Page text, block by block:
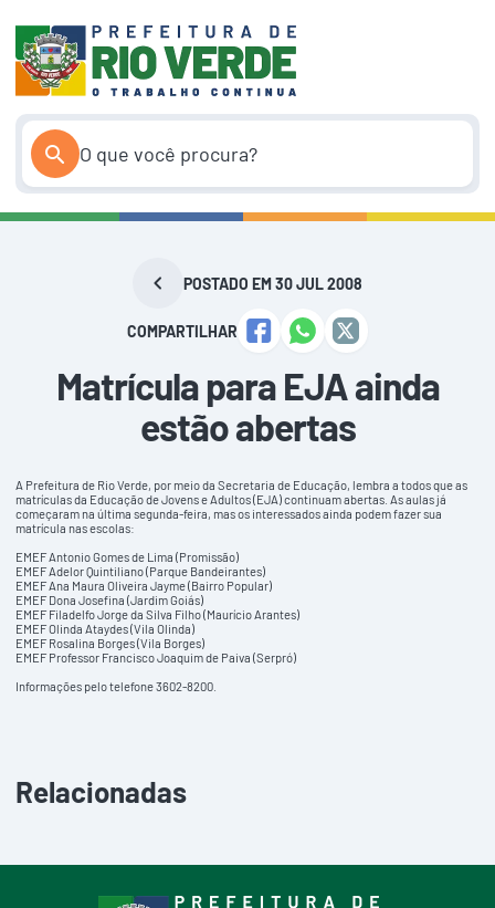
conteúdo
POSTADO EM 30 JUL 2008
COMPARTILHAR
Matrícula para EJA ainda
estão abertas
A Prefeitura de Rio Verde, por meio da Secretaria de Educação, lembra a todos que as
matrículas da Educação de Jovens e Adultos (EJA) continuam abertas. As aulas já
começaram na última segunda-feira, mas os interessados ainda podem fazer sua
matrícula nas escolas:
EMEF Antonio Gomes de Lima (Promissão)
EMEF Adelor Quintiliano (Parque Bandeirantes)
EMEF Ana Maura Oliveira Jayme (Bairro Popular)
EMEF Dona Josefina (Jardim Goiás)
EMEF Filadelfo Jorge da Silva Filho (Maurício Arantes)
EMEF Olinda Ataydes (Vila Olinda)
EMEF Rosalina Borges (Vila Borges)
EMEF Professor Francisco Joaquim de Paiva (Serpró)
Informações pelo telefone 3602-8200.
Relacionadas